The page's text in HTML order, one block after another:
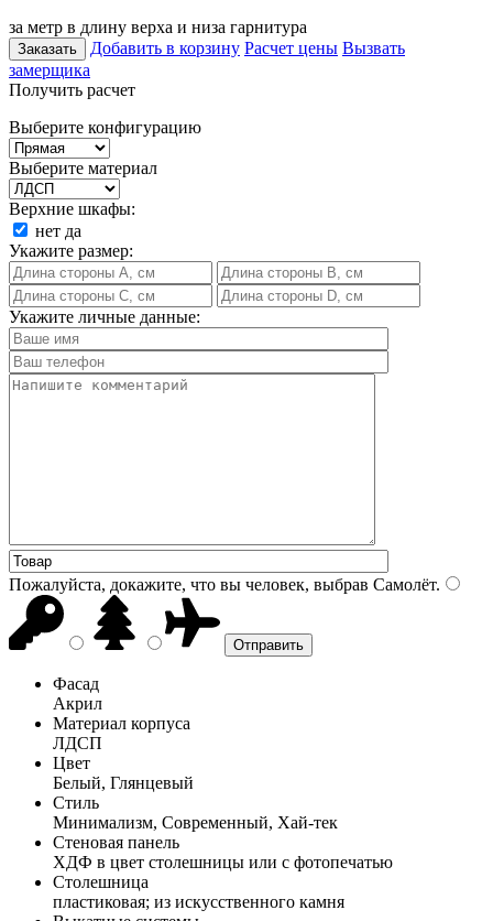
за метр в длину верха и низа гарнитура
Заказать Добавить в корзину Расчет цены Вызвать
замерщика
Получить расчет
Выберите конфигурацию
Выберите материал
Верхние шкафы:
нет да
Укажите размер:
Укажите личные данные:
Пожалуйста, докажите, что вы человек, выбрав Самолёт.
Фасад
Акрил
Материал корпуса
ЛДСП
Цвет
Белый, Глянцевый
Стиль
Минимализм, Современный, Хай-тек
Стеновая панель
ХДФ в цвет столешницы или с фотопечатью
Столешница
пластиковая; из искусственного камня